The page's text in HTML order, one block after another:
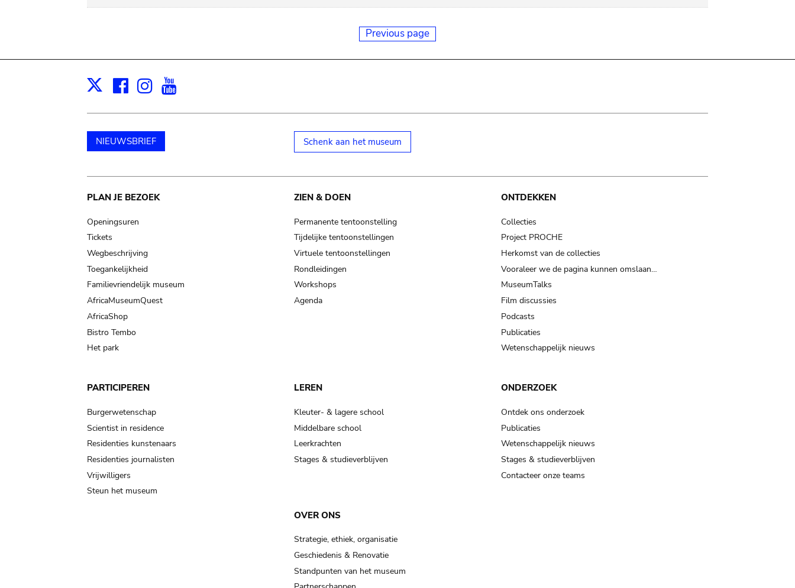
Previous page
X Facebook
Instagram
NIEUWSBRIEF Schenk aan het museum
Main
navigation
PLAN JE BEZOEK
Openingsuren
Tickets
Wegbeschrijving
Toegankelijkheid
Familievriendelijk museum
AfricaMuseumQuest
AfricaShop
Bistro Tembo
Het park
ZIEN & DOEN
Permanente tentoonstelling
Tijdelijke tentoonstellingen
Virtuele tentoonstellingen
Rondleidingen
Workshops
Agenda
ONTDEKKEN
Collecties
Project PROCHE
Herkomst van de collecties
Vooraleer we de pagina kunnen omslaan…
MuseumTalks
Film discussies
Podcasts
Publicaties
Wetenschappelijk nieuws
PARTICIPEREN
Burgerwetenschap
Scientist in residence
Residenties kunstenaars
Residenties journalisten
Vrijwilligers
Steun het museum
LEREN
Kleuter- & lagere school
Middelbare school
Leerkrachten
Stages & studieverblijven
ONDERZOEK
Ontdek ons onderzoek
Publicaties
Wetenschappelijk nieuws
Stages & studieverblijven
Contacteer onze teams
OVER ONS
Strategie, ethiek, organisatie
Geschiedenis & Renovatie
Standpunten van het museum